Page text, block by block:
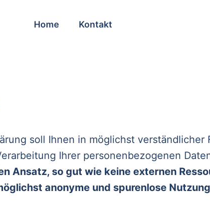
Navigation
Home Kontakt
soll Ihnen in möglichst verständlicher
Ihrer personenbezogenen
Ansatz, so gut wie keine externen
anonyme und spurenlose